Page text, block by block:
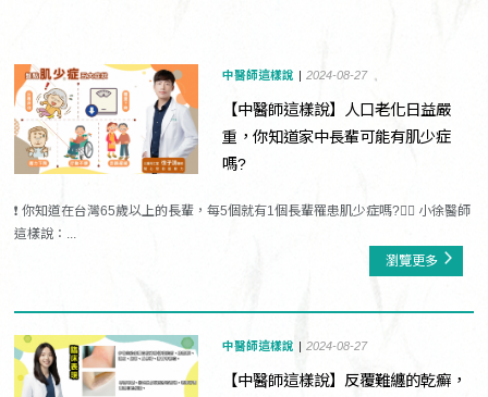
中醫師這樣說 2024-08-27
【中醫師這樣說】人口老化日益嚴
重，你知道家中長輩可能有肌少症
嗎?
❗ 你知道在台灣65歲以上的長輩，每5個就有1個長輩罹患肌少症嗎?👨‍⚕️ 小徐醫師
這樣說：...
瀏覽更多
中醫師這樣說 2024-08-27
【中醫師這樣說】反覆難纏的乾癬，